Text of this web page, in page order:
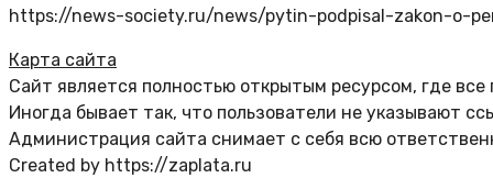
https://news-society.ru/news/pytin-podpisal-zakon-o-
Карта сайта
Сайт является полностью открытым ресурсом, где
Иногда бывает так, что пользователи не указывают
Администрация сайта снимает с себя всю
Created by https://zaplata.ru